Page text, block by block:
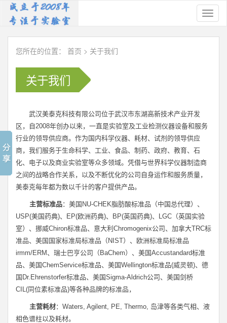
您所在的位置： 首页 > 关于我们
关于我们
武汉美泰克科技有限公司位于武汉市东湖高新技术产业开发
区，自2008年创办以来，一直是实验室及工业检测仪器设备和服务
行业的领导供应商。作为国内科学仪器、耗材、试剂的领导供应
商，我们服务于生命科学、工业、食品、制药、政府、教育、石
化、电子以及商业实验室等众多领域。凭借与世界科学仪器制造商
之间的战略合作关系，以及不断优化的公司自身运作和服务质量，
美泰克每年都为数以千计的客户提供产品。
主营标准品：美国 NU-CHEK脂肪酸标准品（中国总代理）、
USP(美国药典)、 EP(欧洲药典)、 BP(英国药典)、 LGC （英国实验
室）、挪威Chiron标准品、意大利 Chromogenix公司、加拿大TRC标
准品、美国国家标准局标准品（ NIST）、欧洲标准局标准品
irmm/ERM 、瑞士巴亨公司（ BaChem）、美国Accustandard标准
品、美国ChemService标准品、美国Wellington标准品(威灵顿)、德
国 Dr.Ehrenstorfer标准品、美国Sigma-Aldrich公司、美国剑桥
CIL(同位素标准品)等各种品牌的标准品，
主营耗材： Waters, Agilent, PE, Thermo, 岛津等各类气相、液
相色谱柱以及耗材。